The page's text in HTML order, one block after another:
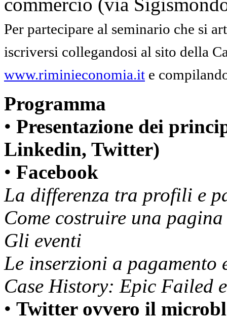
Per partecipare al seminario che si
iscriversi collegandosi al sito della
www.riminieconomia.it e
Programma
• Presentazione dei
Linkedin, Twitter)
• Facebook
La differenza tra profili e
Come costruire una
Gli eventi
Le inserzioni a pagamento
Case History: Epic Failed
• Twitter ovvero il